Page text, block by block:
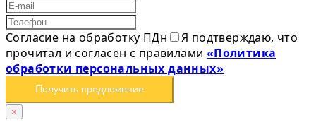
Согласие на обработку ПДн
Я подтверждаю, что
прочитал и согласен с правилами «Политика
обработки персональных данных»
Получить предложение
×